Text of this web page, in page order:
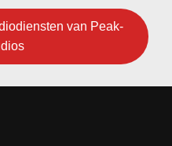
van Peak-